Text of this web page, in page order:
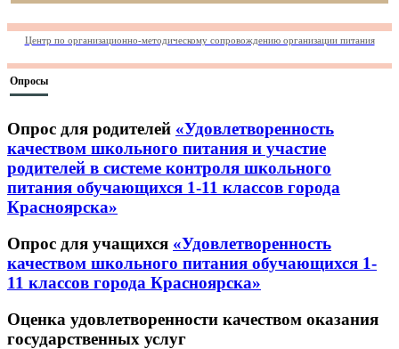
Центр по организационно-методическому сопровождению организации питания
Опросы
Опрос для родителей «Удовлетворенность
качеством школьного питания и участие
родителей в системе контроля школьного
питания обучающихся 1-11 классов города
Красноярска»
Опрос для учащихся «Удовлетворенность
качеством школьного питания обучающихся 1-
11 классов города Красноярска»
Оценка удовлетворенности качеством оказания
государственных услуг